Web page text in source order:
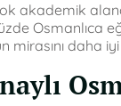
akademik
Osmanlıca
mirasını daha